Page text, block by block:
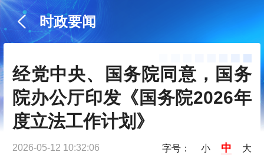
时政要闻
经党中央、国务院同意，国务
院办公厅印发《国务院2026年
度立法工作计划》
2026-05-12 10:32:06 字号： 小 中 大